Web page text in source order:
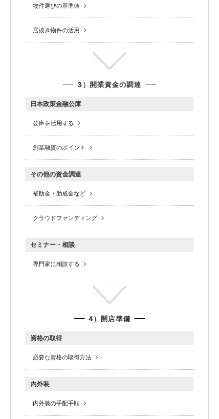
物件選びの基準値
居抜き物件の活用
3）開業資金の調達
日本政策金融公庫
公庫を活用する
創業融資のポイント
その他の資金調達
補助金・助成金など
クラウドファンディング
セミナー・相談
専門家に相談する
4）開店準備
資格の取得
必要な資格の取得方法
内外装
内外装の手配手順